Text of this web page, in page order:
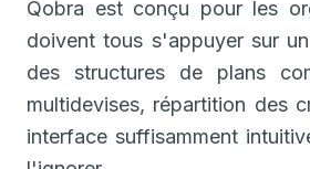
Qobra est conçu pour les
doivent tous s'appuyer sur
des structures de plans
multidevises, répartition des
interface suffisamment